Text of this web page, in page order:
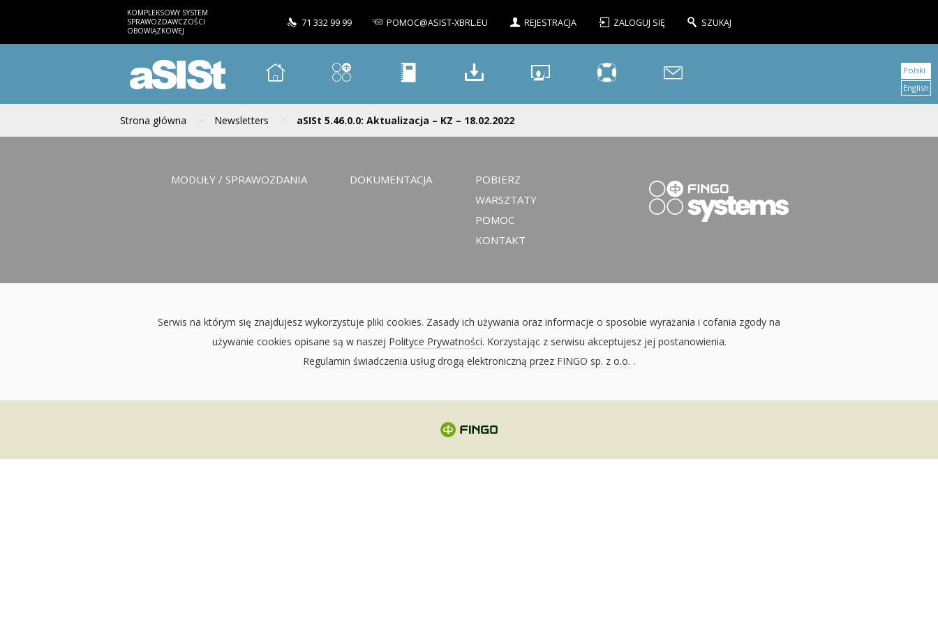
KOMPLEKSOWY SYSTEM
SPRAWOZDAWCZOŚCI
OBOWIĄZKOWEJ
71 332 99 99 POMOC@ASIST-XBRL.EU REJESTRACJA ZALOGUJ SIĘ SZUKAJ
aSISt
Strona główna > Newsletters > aSISt 5.46.0.0: Aktualizacja – KZ – 18.02.2022
Polski
English
MODUŁY / SPRAWOZDANIA DOKUMENTACJA
POBIERZ
WARSZTATY
POMOC
KONTAKT
Serwis na którym się znajdujesz wykorzystuje pliki cookies. Zasady ich używania oraz informacje o sposobie wyrażania i cofania zgody na
używanie cookies opisane są w naszej Polityce Prywatności. Korzystając z serwisu akceptujesz jej postanowienia.
Regulamin świadczenia usług drogą elektroniczną przez FINGO sp. z o.o. .